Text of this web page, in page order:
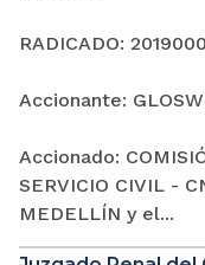
RADICADO:
Accionante:
Accionado:
SERVICIO CIVIL -
MEDELLÍN y el...